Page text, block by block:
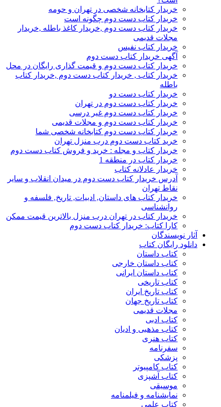
خریدار کتابخانه شخصی در تهران و حومه
خریدار کتاب دست دوم چگونه است
خریدار کتاب دست دوم ,خریدار کاغذ باطله ,خریدار
مجلات قدیمی
خریدار کتاب نفیس
آگهی خریدار کتاب دست دوم
خریدار کتاب دست دوم و قیمت گذاری رایگان در محل
خریدار کتاب , خریدار کتاب دست دوم ,خریدار کتاب
باطله
خریدار کتاب دست دو
خریدار کتاب دست دوم در تهران
خریدار کتاب دست دوم غیر درسی
خریدار کتاب دست دوم و مجلات قدیمی
خریدار کتاب دست دوم کتابخانه شخصی شما
خرید کتاب دست دوم درب منزل تهران
خریدار کتاب و مجله : خرید و فروش کتاب دست دوم
خریدار کتاب در منطقه 1
خریدار عادلانه کتاب
آدرس خریدار کتاب دست دوم در میدان انقلاب و سایر
نقاط تهران
خریدار کتاب های داستان, ادبیات, تاریخ, فلسفه و
روانشناسی
خریدار کتاب در تهران درب منزل بالاترین قیمت ممکن
کارا کتاب: خریدار کتاب دست دوم
آثار نویسندگان
دانلود رایگان کتاب
کتاب داستان
کتاب داستان خارجی
کتاب داستان ایرانی
کتاب تاریخی
کتاب تاریخ ایران
کتاب تاریخ جهان
مجلات قدیمی
کتاب ادبی
کتاب مذهبی و ادیان
کتاب هنری
سفرنامه
پزشکی
کتاب کامپیوتر
کتاب آشپزی
موسیقی
نمایشنامه و فیلمنامه
کتاب علمی